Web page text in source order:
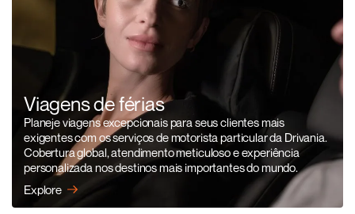
Viagens de férias
Planeje viagens excepcionais para seus clientes mais
exigentes com os serviços de motorista particular da Drivania.
Cobertura global, atendimento meticuloso e experiência
personalizada nos destinos mais importantes do mundo.
Explore